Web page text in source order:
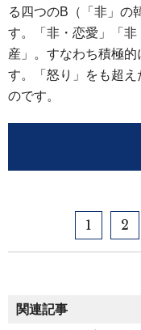
る四つのB（「非」の
す。「非・恋愛」「
産」。すなわち積極
す。「怒り」をも超
のです。
1 2
関連記事